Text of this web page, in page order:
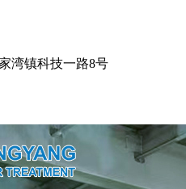
湾镇科技一路8号